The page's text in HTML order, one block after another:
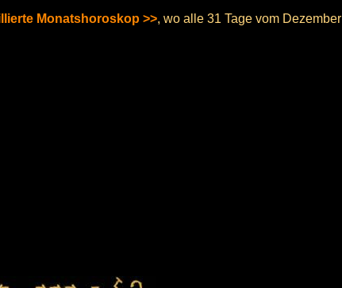
Monatshoroskop >>, wo alle 31 Tage vom Dezember